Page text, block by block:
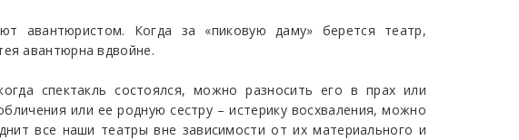
авантюристом. Когда за «пиковую даму» берется театр,
авантюрна вдвойне.
спектакль состоялся, можно разносить его в прах или
или ее родную сестру – истерику восхваления, можно
все наши театры вне зависимости от их материального и